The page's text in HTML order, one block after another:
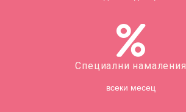
Специални намаления
всеки месец